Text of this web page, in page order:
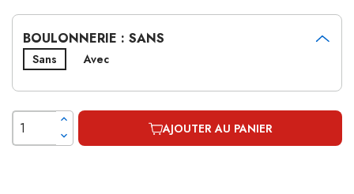
BOULONNERIE : SANS
Sans Avec
AJOUTER AU PANIER